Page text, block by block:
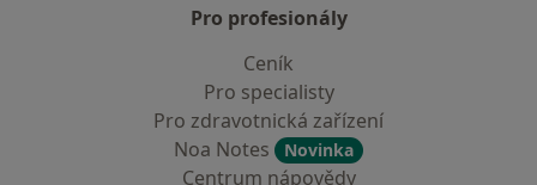
Pro profesionály
Ceník
Pro specialisty
Pro zdravotnická zařízení
Noa Notes
Novinka
Centrum nápovědy